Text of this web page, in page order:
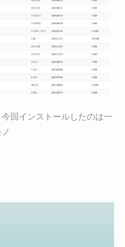
回インストールしたのは一